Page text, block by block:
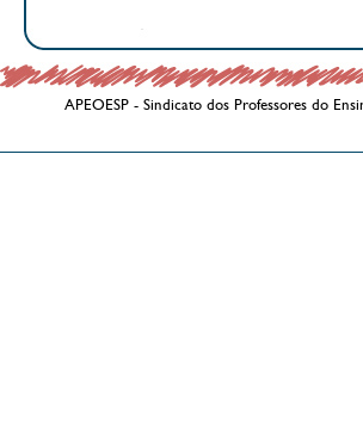
APEOESP - Sindicato dos Professores do